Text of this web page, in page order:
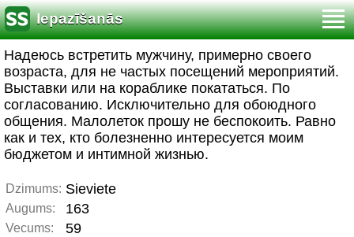
Iepazīšanās
Надеюсь встретить мужчину, примерно своего
возраста, для не частых посещений мероприятий.
Выставки или на кораблике покататься. По
согласованию. Исключительно для обоюдного
общения. Малолеток прошу не беспокоить. Равно
как и тех, кто болезненно интересуется моим
бюджетом и интимной жизнью.
Dzimums: Sieviete
Augums: 163
Vecums: 59